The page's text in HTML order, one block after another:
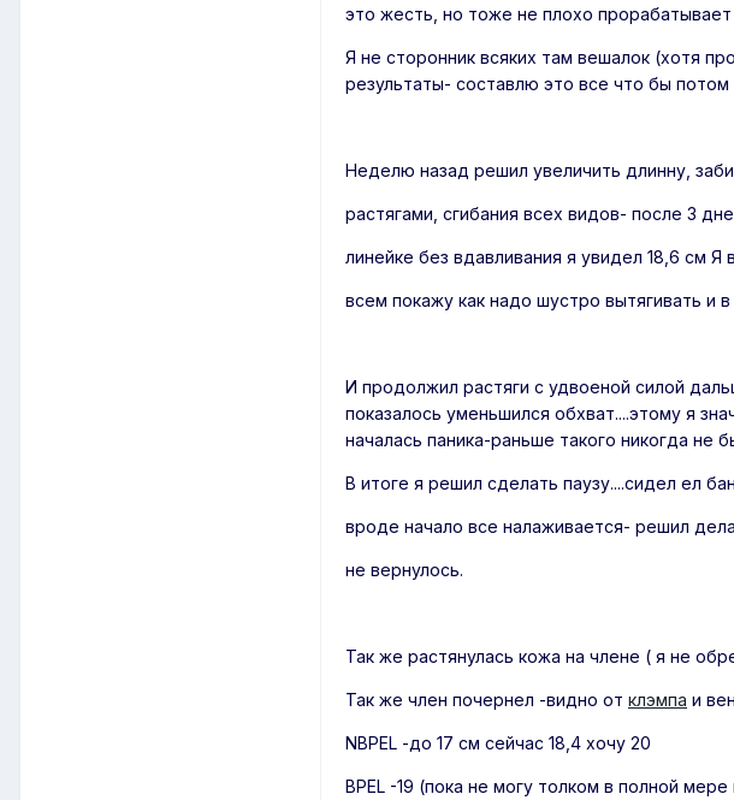
это жесть, но тоже не плохо
Я не сторонник всяких там вешалок (хотя
результаты- составлю это все что бы
Неделю назад решил увеличить длинну,
растягами, сгибания всех видов- после 3
линейке без вдавливания я увидел 18,6 см
всем покажу как надо шустро вытягивать и
И продолжил растяги с удвоеной силой
показалось уменьшился обхват....этому я
началась паника-раньше такого никогда не
В итоге я решил сделать паузу....сидел ел
вроде начало все налаживается- решил
не вернулось.
Так же растянулась кожа на члене ( я не
Так же член почернел -видно от клэмпа и
NBPEL -до 17 см сейчас 18,4 хочу 20
BPEL -19 (пока не могу толком в полной мере